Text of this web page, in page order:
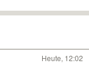
Heute, 12:02